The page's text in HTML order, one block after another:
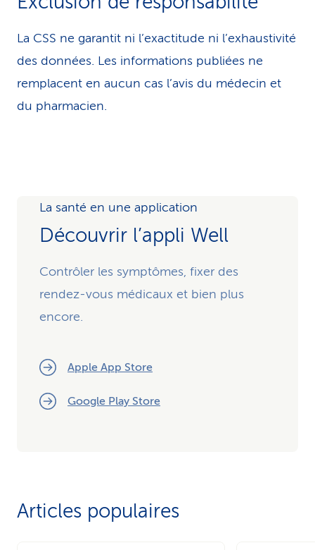
La CSS ne garantit ni l’exactitude ni l’exhaustivité
des données. Les infor­ma­tions publiées ne
remplacent en aucun cas l’avis du médecin et
du pharmacien.
La santé en une application
Découvrir l’appli Well
Contrôler les symptômes, fixer des
rendez-vous médicaux et bien plus
encore.
Apple App Store
Google Play Store
Articles populaires